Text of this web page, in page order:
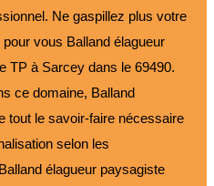
Ne gaspillez plus votre
vous Balland élagueur
TP à Sarcey dans le 69490.
ce domaine, Balland
tout le savoir-faire nécessaire
selon les
élagueur paysagiste